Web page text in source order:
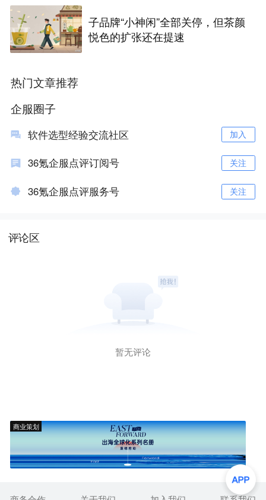
子品牌“小神闲”全部关停，但茶颜
悦色的扩张还在提速
热门文章推荐
企服圈子
软件选型经验交流社区 加入
36氪企服点评订阅号 关注
36氪企服点评服务号 关注
评论区
暂无评论
商业策划